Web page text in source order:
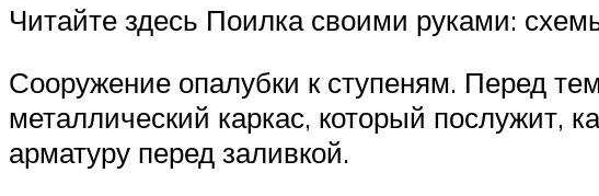
Читайте здесь Поилка своими руками:
Сооружение опалубки к ступеням. Перед
металлический каркас, который послужит,
арматуру перед заливкой.